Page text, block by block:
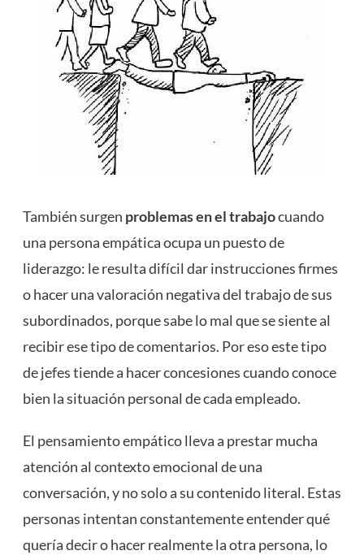
También surgen problemas en el trabajocuando
una persona empática ocupa un puesto de
liderazgo: le resulta difícil dar instrucciones firmes
o hacer una valoración negativa del trabajo de sus
subordinados, porque sabe lo mal que se siente al
recibir ese tipo de comentarios. Por eso este tipo
de jefes tiende a hacer concesiones cuando conoce
bien la situación personal de cada empleado.
El pensamiento empático lleva a prestar mucha
atención al contexto emocional de una
conversación, y no solo a su contenido literal. Estas
personas intentan constantemente entender qué
quería decir o hacer realmente la otra persona, lo